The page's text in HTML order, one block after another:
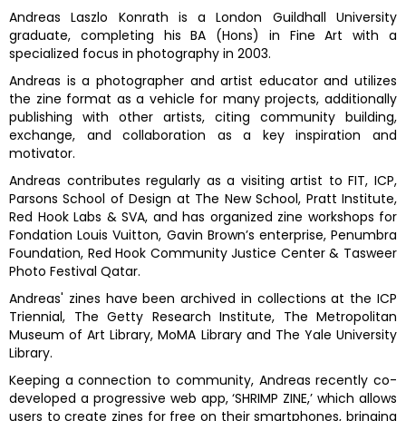
Andreas Laszlo Konrath is a London Guildhall University
graduate, completing his BA (Hons) in Fine Art with a
specialized focus in photography in 2003.
Andreas is a photographer and artist educator and utilizes
the zine format as a vehicle for many projects, additionally
publishing with other artists, citing community building,
exchange, and collaboration as a key inspiration and
motivator.
Andreas contributes regularly as a visiting artist to FIT, ICP,
Parsons School of Design at The New School, Pratt Institute,
Red Hook Labs & SVA, and has organized zine workshops for
Fondation Louis Vuitton, Gavin Brown’s enterprise, Penumbra
Foundation, Red Hook Community Justice Center & Tasweer
Photo Festival Qatar.
Andreas' zines have been archived in collections at the ICP
Triennial, The Getty Research Institute, The Metropolitan
Museum of Art Library, MoMA Library and The Yale University
Library.
Keeping a connection to community, Andreas recently co-
developed a progressive web app, ‘SHRIMP ZINE,’ which allows
users to create zines for free on their smartphones, bringing